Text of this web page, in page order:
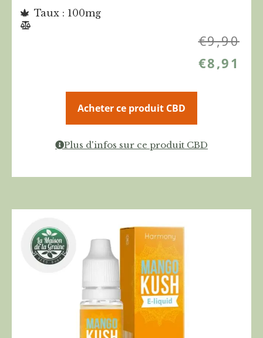
Taux : 100mg
€9,90
€8,91
Acheter ce produit CBD
Plus d'infos sur ce produit CBD